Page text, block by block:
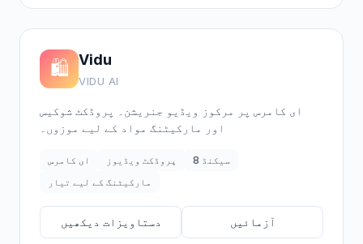
🛍️ Vidu
VIDU AI
ای کامرس پر مرکوز ویڈیو جنریشن۔ پروڈکٹ شوکیس
اور مارکیٹنگ مواد کے لیے موزوں۔
ای کامرس پروڈکٹ ویڈیوز
8 سیکنڈ
مارکیٹنگ کے لیے تیار
دستاویزات دیکھیں آزمائیں